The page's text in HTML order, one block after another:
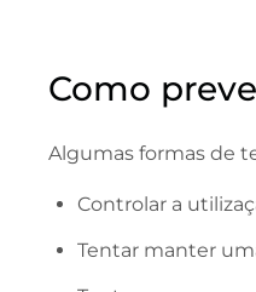
Como
Algumas formas de
Controlar a
Tentar manter